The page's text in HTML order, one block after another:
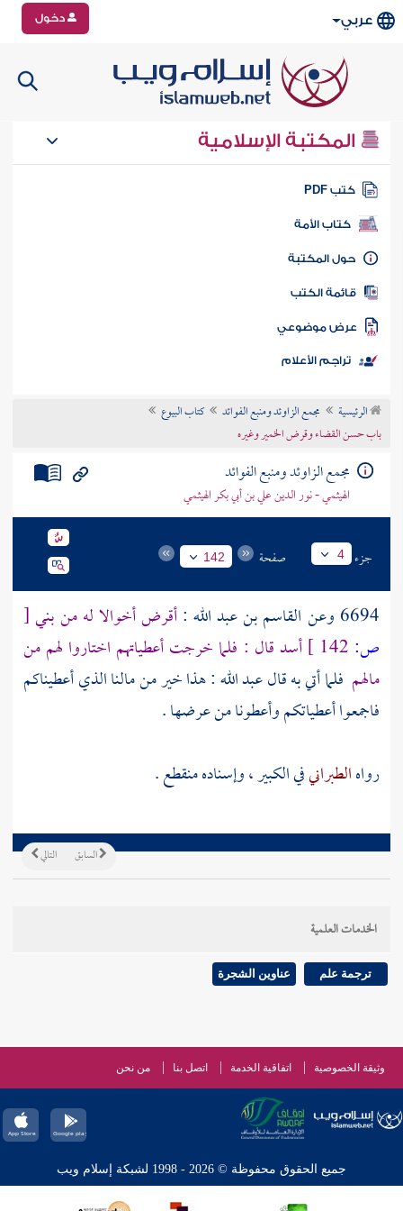
عربي دخول
المكتبة الإسلامية
كتب PDF
كتاب الأمة
المكتبة
الكتب
موضوعي
تراجم الأعلام
الرئيسية مجمع الزاوئد ومنبع الفوائد
كتاب البيوع
باب حسن القضاء وقرض الخمير وغيره
مجمع الزاوئد ومنبع الفوائد
الهيثمي - نور الدين علي بن أبي بكر الهيثمي
جزء 4 صفحة 142
6694 وعن القاسم بن عبد الله :أقرض أخوالا له منبني[
ص:
أسدقال : فلما خرجت أعطياتهم اختاروا لهم من
مالهم فلما أتي به قالعبد الله: هذا خير من مالنا الذي أعطيناكم
فاجمعوا أعطياتكم وأعطونا من عرضها .
رواهالطبرانيفي الكبير ، وإسناده منقطع .
التالي السابق
الخدمات العلمية
ترجمة علم عناوين الشجرة
وثيقة الخصوصية اتفاقية الخدمة اتصل بنا من نحن
جميع الحقوق محفوظة © 2026 - 1998 لشبكة إسلام ويب